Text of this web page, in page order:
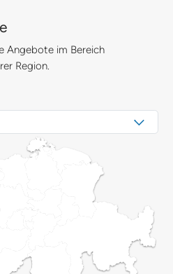
Angebote im Bereich
Region.